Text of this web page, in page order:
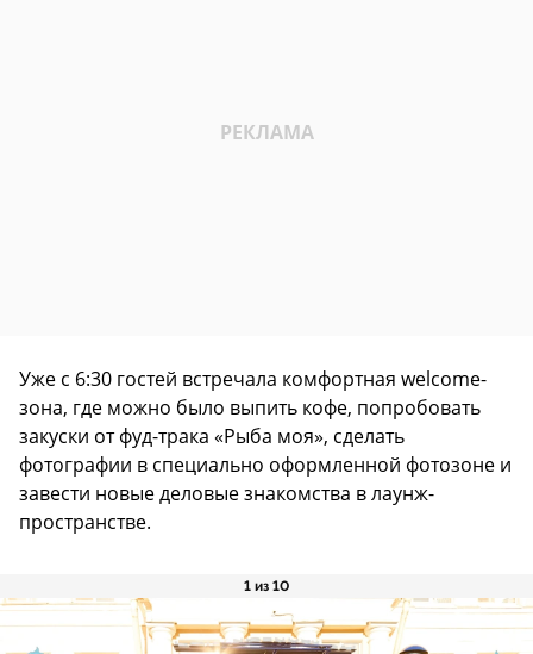
Уже с 6:30 гостей встречала комфортная welcome-
зона, где можно было выпить кофе, попробовать
закуски от фуд-трака «Рыба моя», сделать
фотографии в специально оформленной фотозоне и
завести новые деловые знакомства в лаунж-
пространстве.
1 из 10